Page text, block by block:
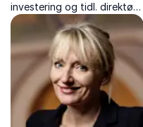
investering og tidl. direktør
hos Bruun Rasmussen